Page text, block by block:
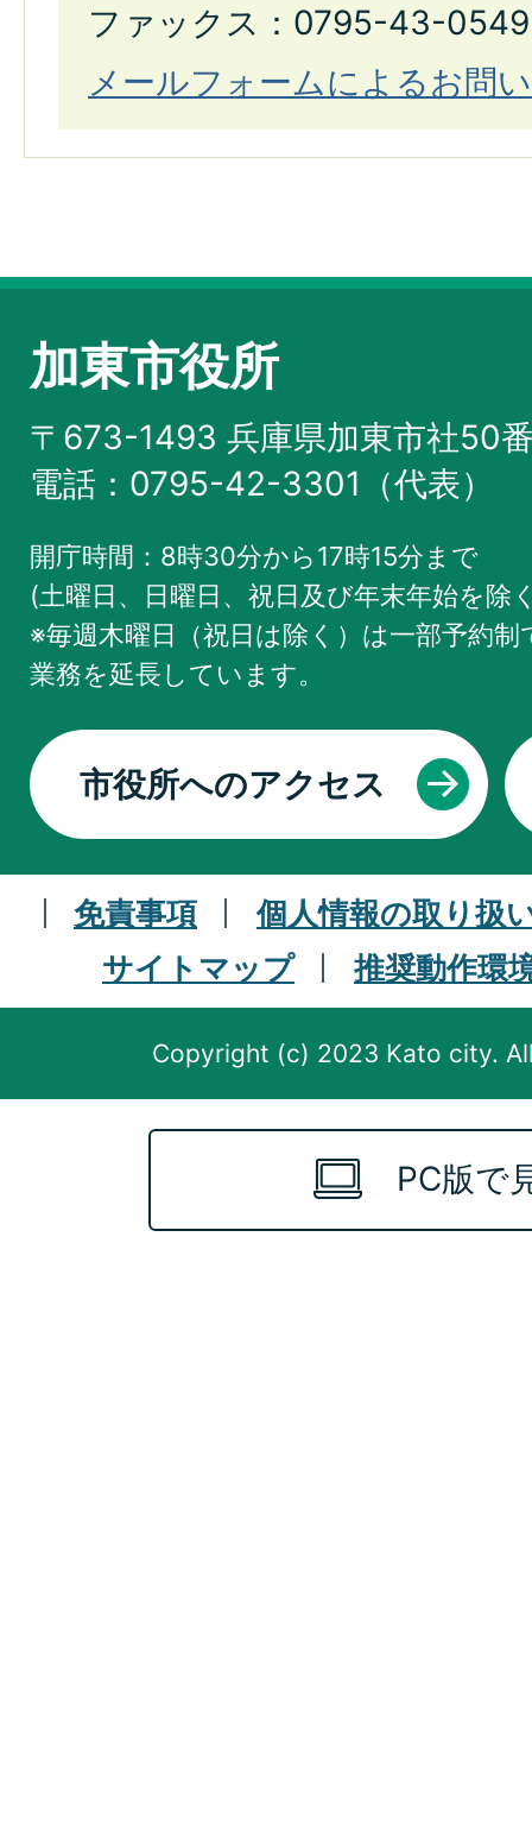
ファックス：0795-43-0549
メールフォームによるお問
加東市役所
〒673-1493 兵庫県加東市社50
電話：0795-42-3301（代表）
開庁時間：8時30分から17時15分まで
(土曜日、日曜日、祝日及び年末年始を除
※毎週木曜日（祝日は除く）は一部予約
業務を延長しています。
市役所へのアクセス
免責事項
個人情報の取り扱
サイトマップ
推奨動作環
Copyright (c) 2023 Kato city.
PC版で